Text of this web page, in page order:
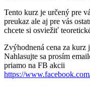
Tento kurz je určený pre
preukaz ale aj pre vás
chcete si osviežiť
Zvýhodnená cena za kurz
Nahlasujte sa prosím
priamo na FB akcii
https://